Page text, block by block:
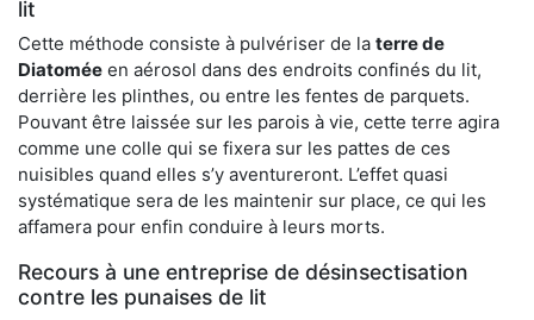
lit
Cette méthode consiste à pulvériser de la terre de
Diatomée en aérosol dans des endroits confinés du lit,
derrière les plinthes, ou entre les fentes de parquets.
Pouvant être laissée sur les parois à vie, cette terre agira
comme une colle qui se fixera sur les pattes de ces
nuisibles quand elles s’y aventureront. L’effet quasi
systématique sera de les maintenir sur place, ce qui les
affamera pour enfin conduire à leurs morts.
Recours à une entreprise de désinsectisation
contre les punaises de lit